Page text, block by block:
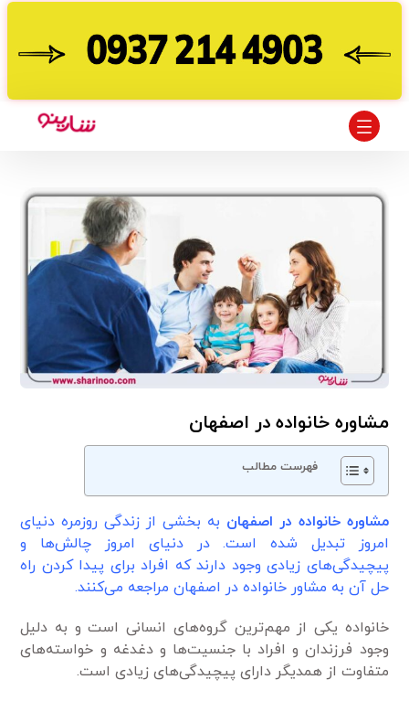
مشاوره خانواده در اصفهان
فهرست مطالب
مشاوره خانواده در اصفهان به بخشی از زندگی روزمره دنیای
امروز تبدیل شده است. در دنیای امروز چالش‌ها و
پیچیدگی‌های زیادی وجود دارند که افراد برای پیدا کردن راه
حل آن به مشاور خانواده در اصفهان مراجعه می‌کنند.
خانواده یکی از مهم‌ترین گروه‌های انسانی است و به دلیل
وجود فرزندان و افراد با جنسیت‌ها و دغدغه و خواسته‌های
متفاوت از همدیگر دارای پیچیدگی‌های زیادی است.